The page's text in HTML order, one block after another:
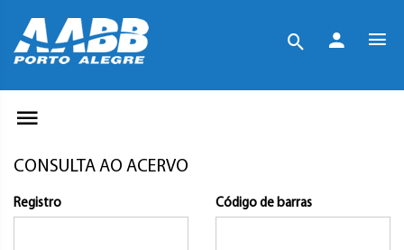
CONSULTA AO ACERVO
Registro Código de barras